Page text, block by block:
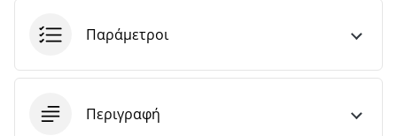
Παράμετροι
Περιγραφή